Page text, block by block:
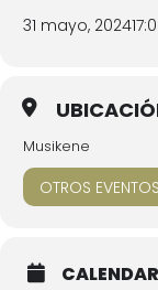
31 mayo, 2024
Musikene
OTROS EVENTOS
CALENDAR